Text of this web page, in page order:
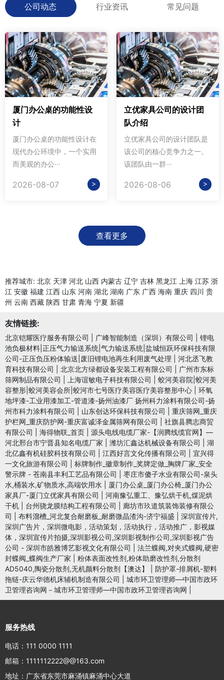
公司动态 行业资讯 常见问题
厦门办公桌的功能性设
计
厦门办公桌的功能性设计在
现代办公环境中，一个实用
而美观的办公···
2026-08-07 >
立优家具公司的设计团
队介绍
立优家具公司的设计团队是
该公司的核心竞争力之一。
该团队由一群···
2026-08-06 >
查看更多
推荐城市: 北京 天津 河北 山西 内蒙古 辽宁 吉林 黑龙江 上海 江苏 浙
江 安徽 福建 江西 山东 河南 湖北 湖南 广东 广西 海南 重庆 四川 贵
州 云南 西藏 陕西 甘肃 青海 宁夏 新疆
友情链接:
北京铠耀医疗服务有限公司 广峰智能制造（深圳）有限公司
锂电
池负极材料|正压气力输送系统|气力输送系统|盐城恒跃环保科技有限
公司-正压负压粉体输送|废旧锂电池再生利用废气处理
河北丞飞教
育科技有限公司
北京北方绿都设备安装工程有限公司
广州市东标
筛网制品有限公司
上海谊敏电子科技有限公司
蛟河美容院|蛟河美
容整形|蛟河美容会所|蛟河市七号医疗美容医疗美容整形中心
环氧
地坪漆-工业用漆加工-管道漆-扬州油漆厂 扬州科力涂料有限公司-扬
州市科力涂料有限公司
山东创达环保科技有限公司
重庆筛网_重庆
护栏网_重庆防护网-重庆富诚泽金属筛网有限公司
社旗县腾志商贸
有限公司
海得物联_首页
源头电线电缆厂家-【润腾线缆官网】—
河北邢台市宁晋县知名电缆厂家
潍坊汇鑫达机械设备有限公司
湖
北亿鑫有机硅胶科技有限公司
江西好言文化传播有限公司
宜兴得
一文化旅游有限公司
标牌制作_徽章制作_奖牌定做_胸牌厂家_安全
警示牌 - 苍南县丰利工艺品有限公司
枣庄市傻子水业有限公司-泉头
水,桶装水,矿物质水,高端饮用水
厦门办公桌_厦门办公椅_厦门办公
家具厂-厦门立优家具有限公司
河南豫弘重工、豫弘烘干机,煤泥烘
干机
台州骁龙膜结构工程有限公司
廊坊市玖道筑装饰装修有限公
司
布料溜槽_河北复合耐磨板_耐磨微晶渣沟-济宁福盛
深圳宣传片,
深圳广告片，深圳微电影，活动策划，活动执行，活动推广，影视媒
体，深圳宣传片拍摄,深圳影视公司,深圳影视制作公司,深圳影视广告
公司 - 深圳市皓雅博艺影视文化有限公司
法兰蝶阀,对夹式蝶阀,硬密
封蝶阀_蝶阀生产厂家
粉体表面改性剂,粉体助磨改性剂,分散剂
AD5040,陶瓷分散剂,无机颜料分散剂【澳达】
防护罩-排屑机-塑料
拖链-庆云华德机床辅机制造有限公司
城市环卫管理师—中国市政环
卫管理咨询网－城市环卫管理师—中国市政环卫管理咨询网
服务热线
电话：111 0000 1111
邮箱：1111112222@@163.com
地址：广东省东莞市麻涌镇麻涌中心大道